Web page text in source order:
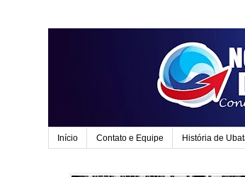
Início Contato e Equipe História de